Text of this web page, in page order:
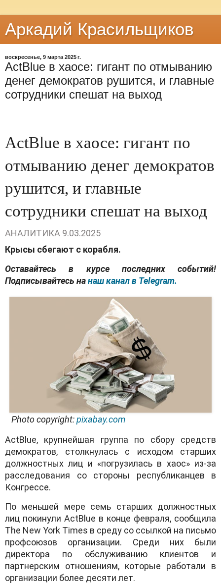
Аркадий Красильщиков
воскресенье, 9 марта 2025 г.
ActBlue в хаосе: гигант по отмыванию
денег демократов рушится, и главные
сотрудники спешат на выход
ActBlue в хаосе: гигант по
отмыванию денег демократов
рушится, и главные
сотрудники спешат на выход
АНАЛИТИКА 9.03.2025
Крысы сбегают с корабля.
Оставайтесь в курсе последних событий!
Подписывайтесь нанаш канал в Telegram.
Photo copyright:pixabay.com
ActBlue, крупнейшая группа по сбору средств
демократов, столкнулась с исходом старших
должностных лиц и «погрузилась в хаос» из-за
расследования со стороны республиканцев в
Конгрессе.
По меньшей мере семь старших должностных
лиц покинули ActBlue в конце февраля, сообщила
The New York Times в среду со ссылкой на письмо
профсоюзов организации. Среди них были
директора по обслуживанию клиентов и
партнерским отношениям, которые работали в
организации более десяти лет.